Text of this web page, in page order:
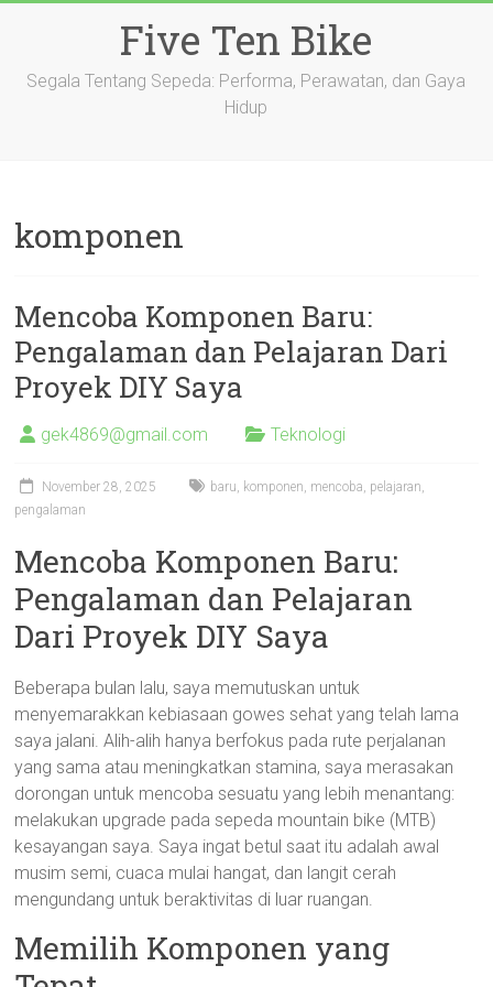
Five Ten Bike
Segala Tentang Sepeda: Performa, Perawatan, dan Gaya
Hidup
komponen
Mencoba Komponen Baru:
Pengalaman dan Pelajaran Dari
Proyek DIY Saya
gek4869@gmail.com Teknologi
November 28, 2025 baru, komponen, mencoba, pelajaran,
pengalaman
Mencoba Komponen Baru:
Pengalaman dan Pelajaran
Dari Proyek DIY Saya
Beberapa bulan lalu, saya memutuskan untuk
menyemarakkan kebiasaan gowes sehat yang telah lama
saya jalani. Alih-alih hanya berfokus pada rute perjalanan
yang sama atau meningkatkan stamina, saya merasakan
dorongan untuk mencoba sesuatu yang lebih menantang:
melakukan upgrade pada sepeda mountain bike (MTB)
kesayangan saya. Saya ingat betul saat itu adalah awal
musim semi, cuaca mulai hangat, dan langit cerah
mengundang untuk beraktivitas di luar ruangan.
Memilih Komponen yang